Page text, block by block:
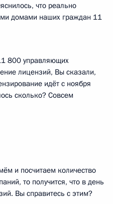
что реально
домами наших граждан 11
800 управляющих
лицензий, Вы сказали,
идёт с ноября
сколько? Совсем
и посчитаем количество
то получится, что в день
Вы справитесь с этим?